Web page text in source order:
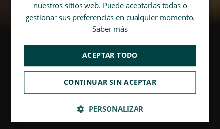
nuestros sitios web. Puede aceptarlas todas o
gestionar sus preferencias en cualquier momento.
Saber más
ACEPTAR TODO
CONTINUAR SIN ACEPTAR
PERSONALIZAR